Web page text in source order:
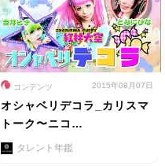
コンテンツ 2015年08月07日
オシャベリデコラ_カリスマ
トーク〜ニコ…
タレント年鑑